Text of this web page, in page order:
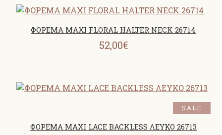
ΦΟΡΕΜΑ MAXI FLORAL HALTER NECK 26714
52,00€
SALE
ΦΟΡΕΜΑ MAXI LACE BACKLESS ΛΕΥΚΟ 26713